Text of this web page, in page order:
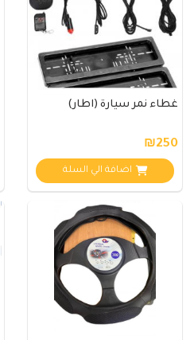
غطاء نمر سيارة (اطار)
₪250
اضافة الي السلة